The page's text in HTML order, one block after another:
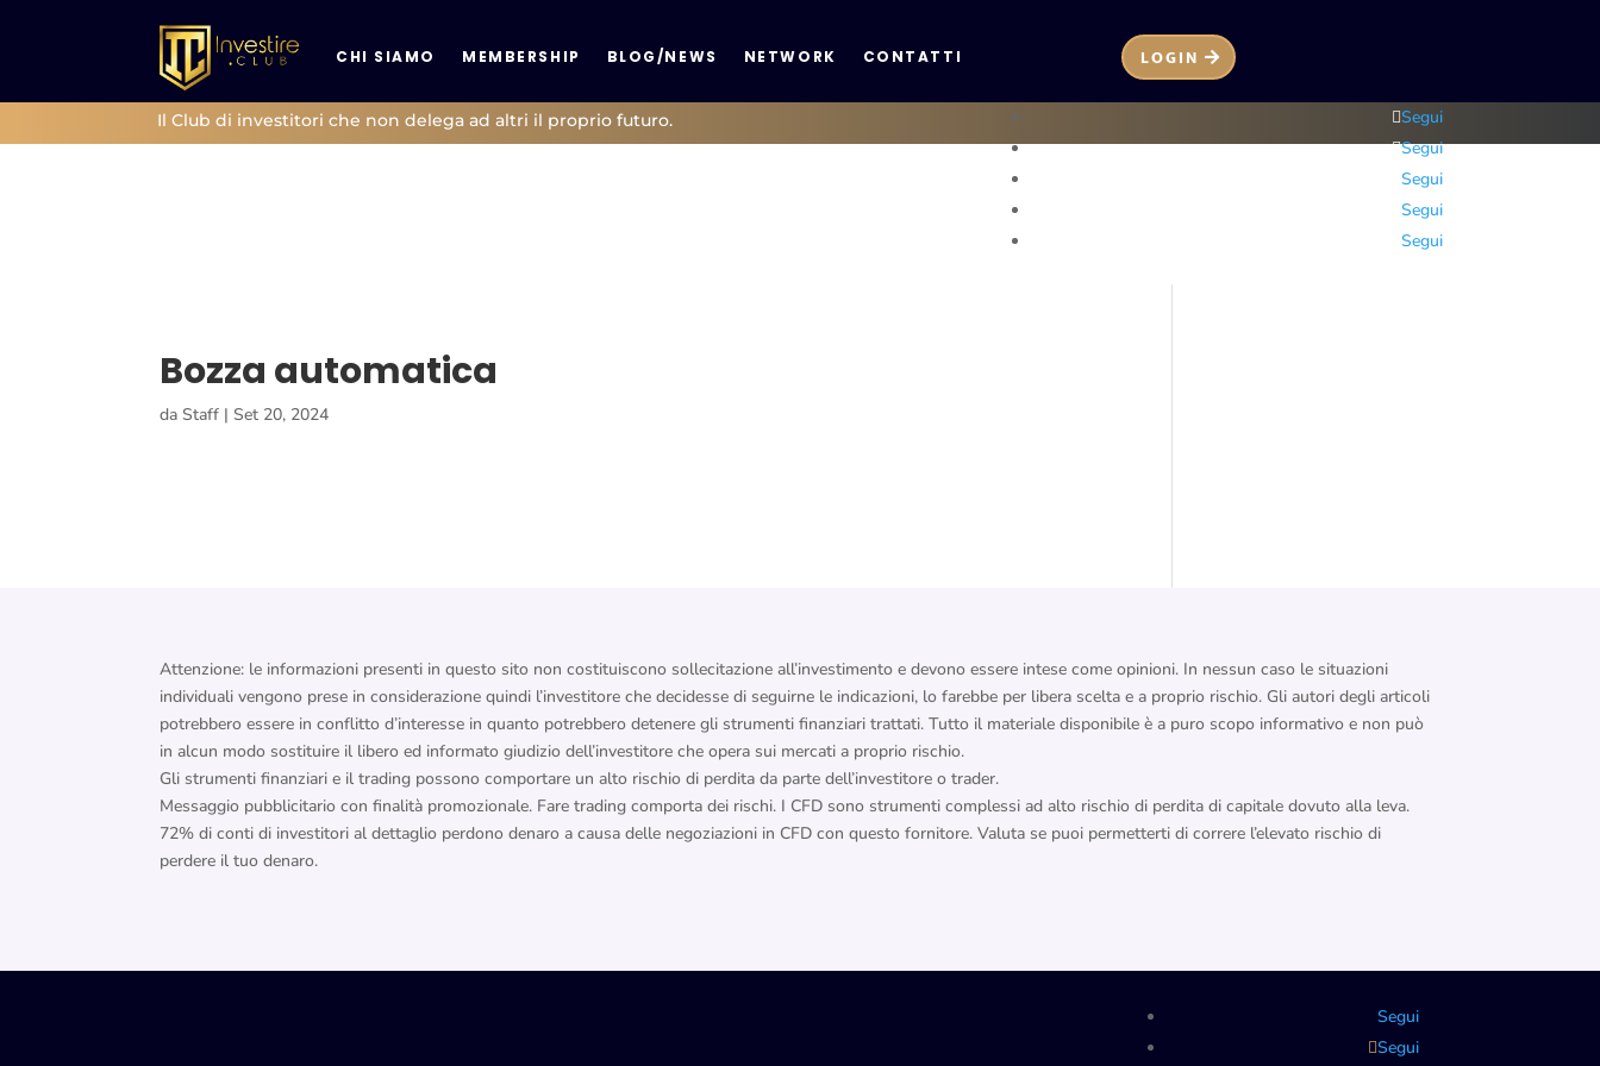
CHI SIAMO MEMBERSHIP BLOG/NEWS NETWORK CONTATTI LOGIN
Il Club di investitori che non delega ad altri il proprio futuro.
Segui
Segui
Segui
Segui
Segui
Bozza automatica
daStaff |Set 20, 2024
Attenzione: le informazioni presenti in questo sito non costituiscono sollecitazione all’investimento e devono essere intese come opinioni. In nessun caso le situazioni
individuali vengono prese in considerazione quindi l’investitore che decidesse di seguirne le indicazioni, lo farebbe per libera scelta e a proprio rischio. Gli autori degli articoli
potrebbero essere in conflitto d’interesse in quanto potrebbero detenere gli strumenti finanziari trattati. Tutto il materiale disponibile è a puro scopo informativo e non può
in alcun modo sostituire il libero ed informato giudizio dell’investitore che opera sui mercati a proprio rischio.
Gli strumenti finanziari e il trading possono comportare un alto rischio di perdita da parte dell’investitore o trader.
Messaggio pubblicitario con finalità promozionale. Fare trading comporta dei rischi. I CFD sono strumenti complessi ad alto rischio di perdita di capitale dovuto alla leva.
72% di conti di investitori al dettaglio perdono denaro a causa delle negoziazioni in CFD con questo fornitore. Valuta se puoi permetterti di correre l’elevato rischio di
perdere il tuo denaro.
Segui
Segui